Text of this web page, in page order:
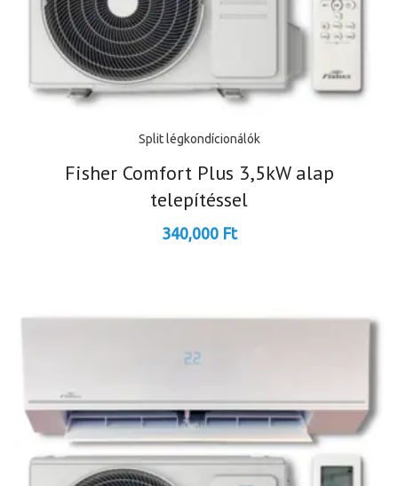
Split légkondícionálók
Fisher Comfort Plus 3,5kW alap
telepítéssel
340,000 Ft